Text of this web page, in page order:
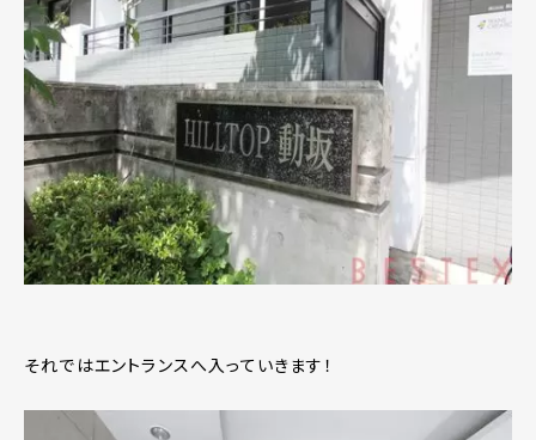
それではエントランスへ入っていきます！